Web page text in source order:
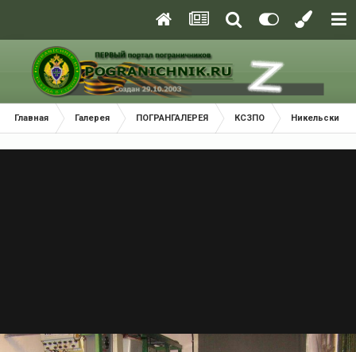
Главная Галерея ПОГРАНГАЛЕРЕЯ КСЗПО Никельский